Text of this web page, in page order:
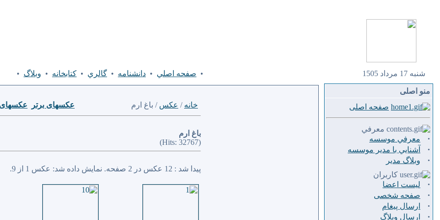
شنبه 17 مرداد 1505 • صفحه اصلي • دانشنامه • گالري • كتابخانه • وبلاگ •
منو اصلی
صفحه اصلی
معرفي
· معرفي موسسه
· آشنايي با مدير موسسه
·
وبلاگ مدير
کاربران
· لیست اعضا
· صفحه شخصی
· ارسال پيغام
· ارسال وبلاگ
خانه / عكس / باغ ارم عكسهای برتر
باغ ارم
(Hits: 32767)
پیدا شد : 12 عكس در 2 صفحه. نمایش داده شد: عكس 1 از 9.